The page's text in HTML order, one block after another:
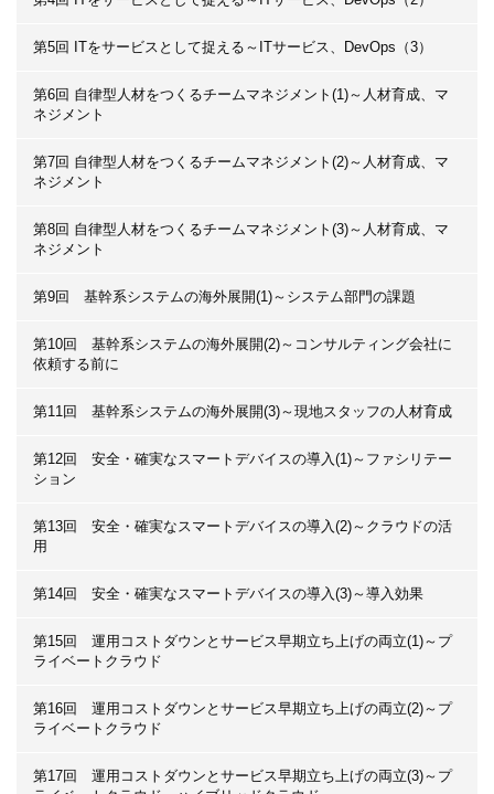
第5回 ITをサービスとして捉える～ITサービス、DevOps（3）
第6回 自律型人材をつくるチームマネジメント(1)～人材育成、マ
ネジメント
第7回 自律型人材をつくるチームマネジメント(2)～人材育成、マ
ネジメント
第8回 自律型人材をつくるチームマネジメント(3)～人材育成、マ
ネジメント
第9回 基幹系システムの海外展開(1)～システム部門の課題
第10回 基幹系システムの海外展開(2)～コンサルティング会社に
依頼する前に
第11回 基幹系システムの海外展開(3)～現地スタッフの人材育成
第12回 安全・確実なスマートデバイスの導入(1)～ファシリテー
ション
第13回 安全・確実なスマートデバイスの導入(2)～クラウドの活
用
第14回 安全・確実なスマートデバイスの導入(3)～導入効果
第15回 運用コストダウンとサービス早期立ち上げの両立(1)～プ
ライベートクラウド
第16回 運用コストダウンとサービス早期立ち上げの両立(2)～プ
ライベートクラウド
第17回 運用コストダウンとサービス早期立ち上げの両立(3)～プ